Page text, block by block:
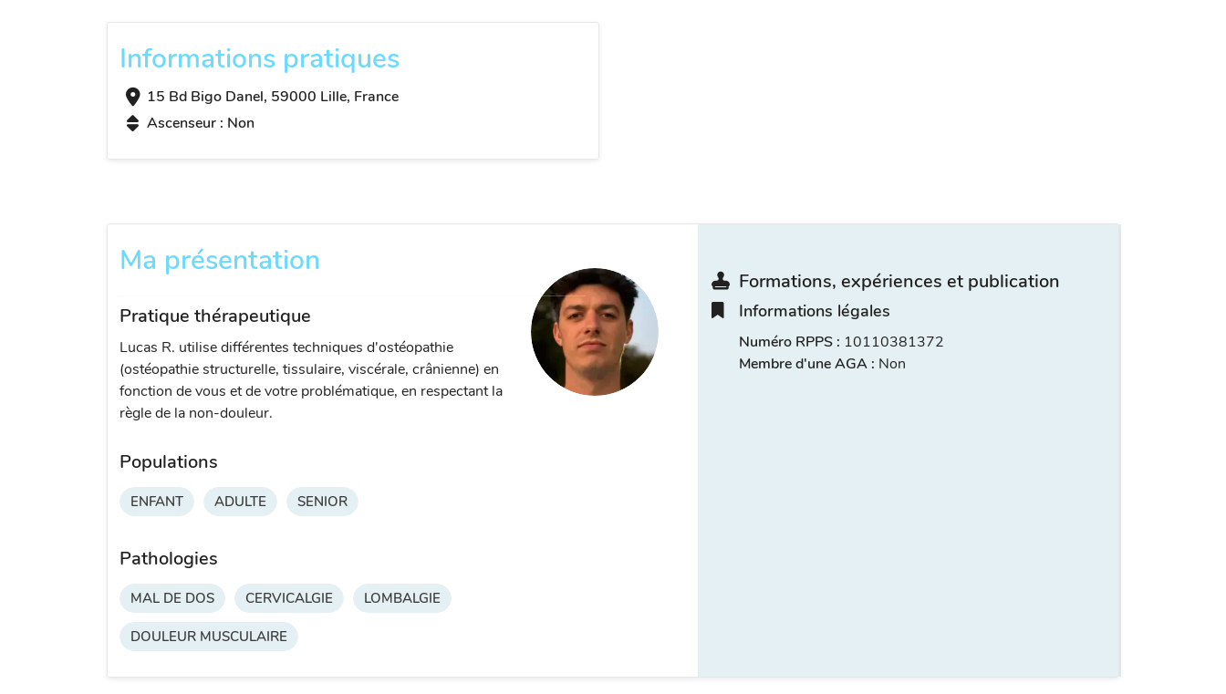
Informations pratiques
15 Bd Bigo Danel, 59000 Lille, France
Ascenseur : Non
Ma présentation
Pratique thérapeutique
Lucas R. utilise différentes techniques d'ostéopathie
(ostéopathie structurelle, tissulaire, viscérale, crânienne) en
fonction de vous et de votre problématique, en respectant la
règle de la non-douleur.
Populations
ENFANT ADULTE SENIOR
Pathologies
MAL DE DOS CERVICALGIE LOMBALGIE
DOULEUR MUSCULAIRE
Formations, expériences et publication
Informations légales
Numéro RPPS : 10110381372
Membre d'une AGA : Non